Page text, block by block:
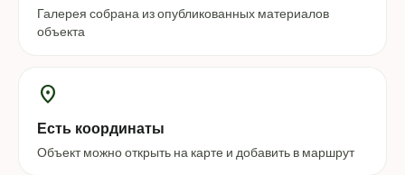
Галерея собрана из опубликованных материалов
объекта
location_on
Есть координаты
Объект можно открыть на карте и добавить в маршрут